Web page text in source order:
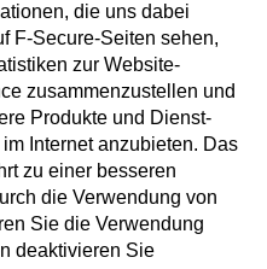
die uns dabei
F‑Secure-Seiten sehen,
zur Web­site-
zusammen­zustellen und
Produkte und Dienst­
Internet anzubieten. Das
zu einer besseren
die Verwendung von
Sie die Verwendung
deaktivieren Sie